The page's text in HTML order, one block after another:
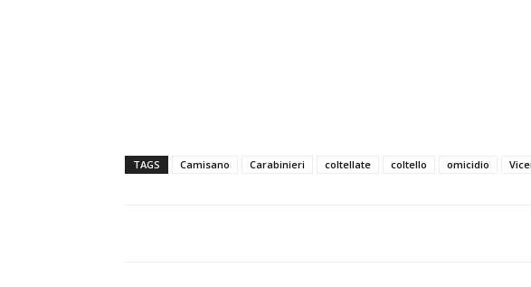
TAGS Camisano Carabinieri coltellate coltello omicidio